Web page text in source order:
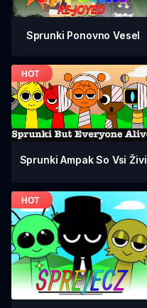
Sprunki Ponovno Vesel
Sprunki Ampak So Vsi Živi